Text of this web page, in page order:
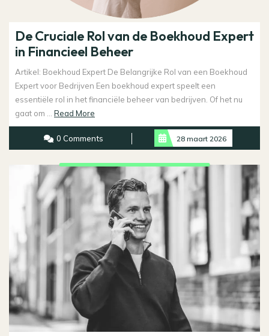
De Cruciale Rol van de Boekhoud Expert
in Financieel Beheer
Artikel: Boekhoud Expert De Belangrijke Rol van een Boekhoud
Expert voor Bedrijven Een boekhoud expert speelt een
essentiële rol in het financiële beheer van bedrijven. Of het nu
gaat om ... Read More
More
0 Comments
28 maart 2026